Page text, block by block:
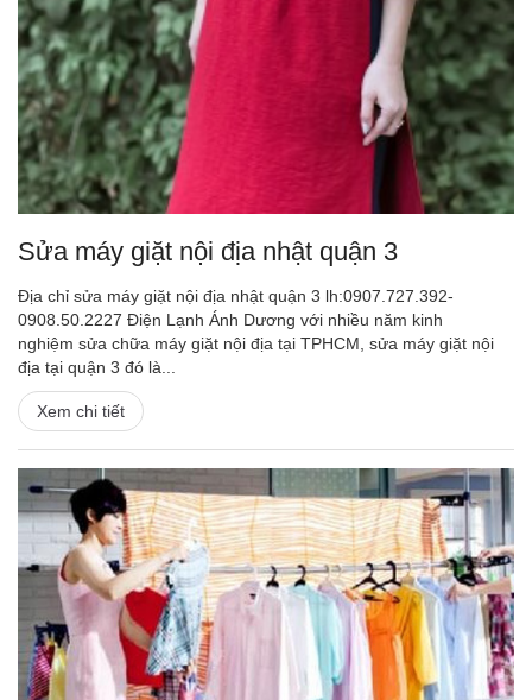
Sửa máy giặt nội địa nhật quận 3
Địa chỉ sửa máy giặt nội địa nhật quận 3 lh:0907.727.392-
0908.50.2227 Điện Lạnh Ánh Dương với nhiều năm kinh
nghiệm sửa chữa máy giặt nội địa tại TPHCM, sửa máy giặt nội
địa tại quận 3 đó là...
Xem chi tiết